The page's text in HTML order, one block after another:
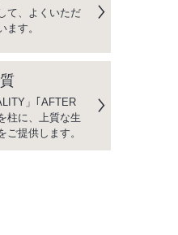
て、よくいただ
ます。
」｢AFTER
柱に、上質な生
ご提供します。